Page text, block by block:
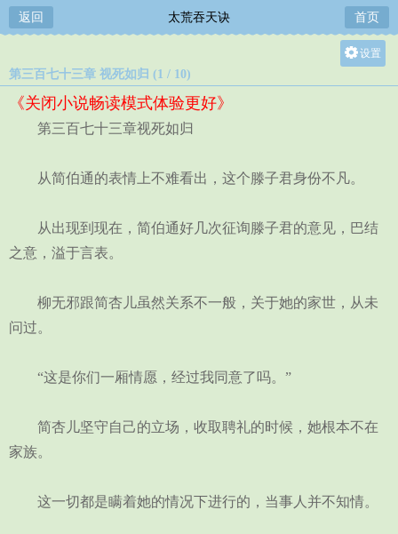
返回 太荒吞天诀 首页
设置
第三百七十三章 视死如归 (1 / 10)
《关闭小说畅读模式体验更好》
第三百七十三章视死如归
从简伯通的表情上不难看出，这个滕子君身份不凡。
从出现到现在，简伯通好几次征询滕子君的意见，巴结
之意，溢于言表。
柳无邪跟简杏儿虽然关系不一般，关于她的家世，从未
问过。
“这是你们一厢情愿，经过我同意了吗。”
简杏儿坚守自己的立场，收取聘礼的时候，她根本不在
家族。
这一切都是瞒着她的情况下进行的，当事人并不知情。